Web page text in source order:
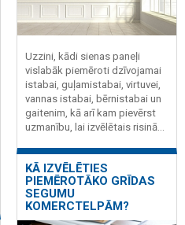
Uzzini, kādi sienas paneļi
vislabāk piemēroti dzīvojamai
istabai, guļamistabai, virtuvei,
vannas istabai, bērnistabai un
gaitenim, kā arī kam pievērst
uzmanību, lai izvēlētais risinā...
KĀ IZVĒLĒTIES
PIEMĒROTĀKO GRĪDAS
SEGUMU
KOMERCTELPĀM?